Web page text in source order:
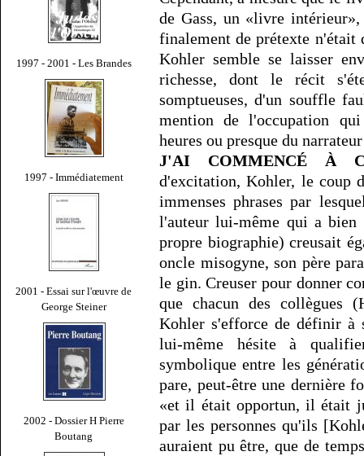
1997 - 2001 - Les Brandes
1997 - Immédiatement
2001 - Essai sur l'œuvre de
George Steiner
2002 - Dossier H Pierre
Boutang
de Gass, un «livre
finalement de prétexte n'était
Kohler semble se laisser
richesse, dont le récit
somptueuses, d'un souffle
mention de l'occupation
heures ou presque du
J'AI COMMENCÉ À
d'excitation, Kohler, le coup
immenses phrases par
l'auteur lui-même qui a bien
propre biographie) creusait
oncle misogyne, son père
le gin. Creuser pour donner
que chacun des collègues
Kohler s'efforce de définir à
lui-même hésite à
symbolique entre les
pare, peut-être une dernière
«et il était opportun, il était
par les personnes qu'ils
auraient pu être, que de